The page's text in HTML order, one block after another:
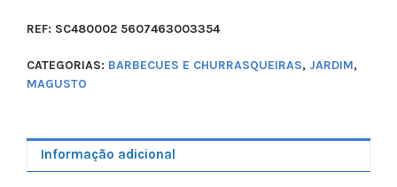
REF: SC480002 5607463003354
CATEGORIAS: BARBECUES E CHURRASQUEIRAS, JARDIM,
MAGUSTO
Informação adicional